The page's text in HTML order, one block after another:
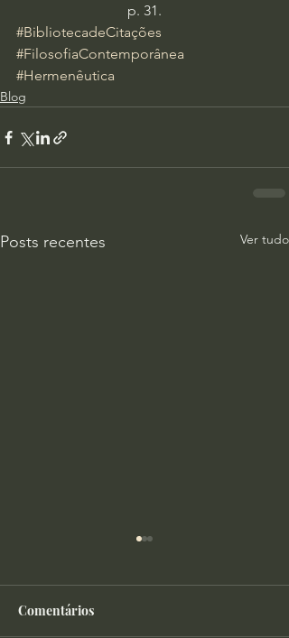
p. 31.
#BibliotecadeCitações
#FilosofiaContemporânea
#Hermenêutica
Blog
Posts recentes Ver tudo
Comentários